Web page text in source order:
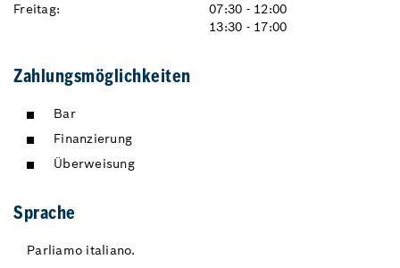
Freitag:
07:30 - 12:00
13:30 - 17:00
Zahlungsmöglichkeiten
Bar
Finanzierung
Überweisung
Sprache
Parliamo italiano.